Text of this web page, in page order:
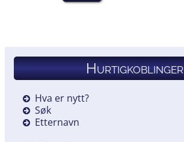
Hurtigkoblinger
Hva er nytt?
Søk
Etternavn